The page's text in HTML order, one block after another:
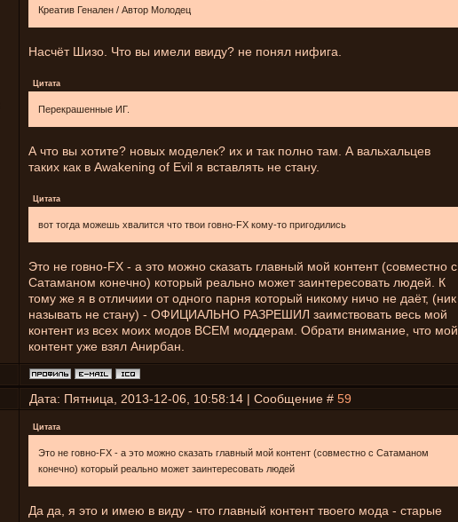
Креатив Генален / Автор Молодец
Насчёт Шизо. Что вы имели ввиду? не понял нифига.
Цитата
Перекрашенные ИГ.
А что вы хотите? новых моделек? их и так полно там. А вальхальцев
таких как в Awakening of Evil я вставлять не стану.
Цитата
вот тогда можешь хвалится что твои говно-FX кому-то пригодились
Это не говно-FX - а это можно сказать главный мой контент (совместно с
Сатаманом конечно) который реально может заинтересовать людей. К
тому же я в отличиии от одного парня который никому ничо не даёт, (ник
называть не стану) - ОФИЦИАЛЬНО РАЗРЕШИЛ заимствовать весь мой
контент из всех моих модов ВСЕМ моддерам. Обрати внимание, что мой
контент уже взял Анирбан.
Дата: Пятница, 2013-12-06, 10:58:14 | Сообщение # 59
Цитата
Это не говно-FX - а это можно сказать главный мой контент (совместно с Сатаманом
конечно) который реально может заинтересовать людей
Да да, я это и имею в виду - что главный контент твоего мода - старые